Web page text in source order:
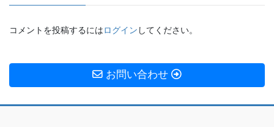
コメントを投稿するにはログイン してください。
お問い合わせ